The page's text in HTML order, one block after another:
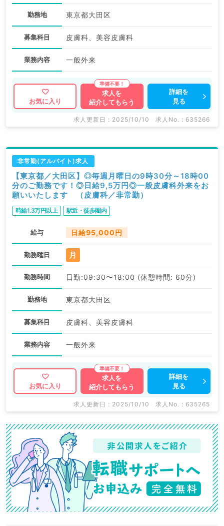
勤務地 東京都大田区
募集科目 皮膚科、美容皮膚科
業務内容 一般外来
お気に入り
求人を
紹介してもらう
詳細を
見る
求人更新日 : 2025/10/10 求人No. : 635266
非常勤(アルバイト)求人
【東京都／大田区】◎毎週月曜日の9時30分～18時00
分のご勤務です！◎日給9,5万円◎一般皮膚科外来をお
願いいたします （皮膚科／非常勤）
時給1.3万円以上 駅近・徒歩圏内
給与 日給95,000円
勤務曜日 月
勤務時間 日勤:09:30〜18:00 (休憩時間: 60分)
勤務地 東京都大田区
募集科目 皮膚科、美容皮膚科
業務内容 一般外来
お気に入り
求人を
紹介してもらう
詳細を
見る
求人更新日 : 2025/10/10 求人No. : 635265